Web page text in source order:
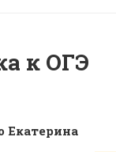
к ОГЭ
Екатерина